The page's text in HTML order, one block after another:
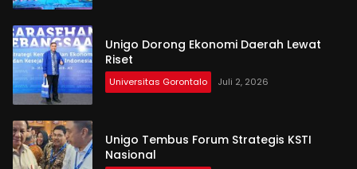
Unigo Dorong Ekonomi Daerah Lewat
Riset
Universitas Gorontalo Juli 2, 2026
Unigo Tembus Forum Strategis KSTI
Nasional